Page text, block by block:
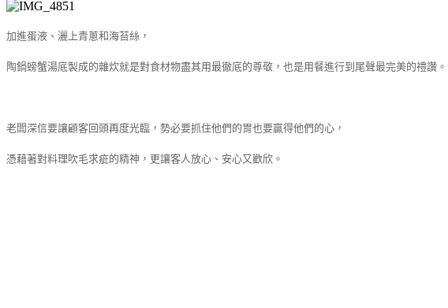
加進蛋液、灑上青蔥和海苔絲，
陶鍋螃蟹湯底製成的雜炊就是對食材物盡其用最徹底的尊敬，也是用餐進行到尾聲最完美的禮讚。
老闆深信要讓顧客回頭再度光臨，勢必要抓住他們的胃也要贏得他們的心，
憑藉著對料理吹毛求疵的精神，更讓客人放心、安心又歡欣。